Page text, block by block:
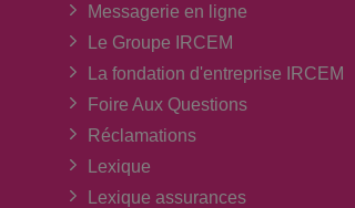
Messagerie en ligne
Le Groupe IRCEM
La fondation d'entreprise IRCEM
Foire Aux Questions
Réclamations
Lexique
Lexique assurances